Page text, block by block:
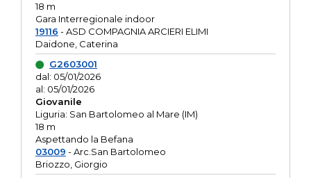
18 m
Gara Interregionale indoor
19116 - ASD COMPAGNIA ARCIERI ELIMI
Daidone, Caterina
G2603001
dal: 05/01/2026
al: 05/01/2026
Giovanile
Liguria: San Bartolomeo al Mare (IM)
18 m
Aspettando la Befana
03009 - Arc.San Bartolomeo
Briozzo, Giorgio